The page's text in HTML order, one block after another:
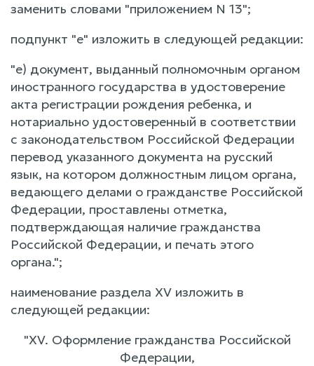
заменить словами "приложением N 13";
подпункт "е" изложить в следующей редакции:
"е) документ, выданный полномочным органом
иностранного государства в удостоверение
акта регистрации рождения ребенка, и
нотариально удостоверенный в соответствии
с законодательством Российской Федерации
перевод указанного документа на русский
язык, на котором должностным лицом органа,
ведающего делами о гражданстве Российской
Федерации, проставлены отметка,
подтверждающая наличие гражданства
Российской Федерации, и печать этого
органа.";
наименование раздела XV изложить в
следующей редакции:
"XV. Оформление гражданства Российской
Федерации,